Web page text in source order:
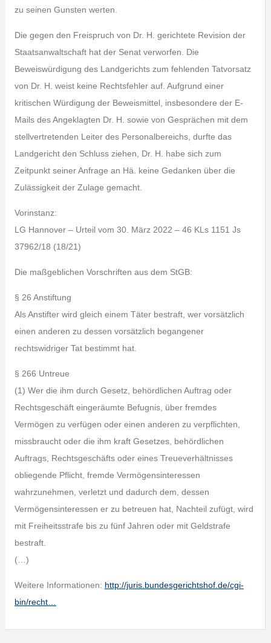
zu seinen Gunsten werten.
Die gegen den Freispruch von Dr. H. gerichtete Revision der
Staatsanwaltschaft hat der Senat verworfen. Die
Beweiswürdigung des Landgerichts zum fehlenden Tatvorsatz
von Dr. H. weist keine Rechtsfehler auf. Aufgrund einer
kritischen Würdigung der Beweismittel, insbesondere der E-
Mails des Angeklagten Dr. H. sowie von Gesprächen mit dem
stellvertretenden Leiter des Personalbereichs, durfte das
Landgericht den Schluss ziehen, Dr. H. habe sich zum
Zeitpunkt seiner Anfrage an Hä. keine Gedanken über die
Zulässigkeit der Zulage gemacht.
Vorinstanz:
LG Hannover – Urteil vom 30. März 2022 – 46 KLs 1151 Js
37962/18 (18/21)
Die maßgeblichen Vorschriften aus dem StGB:
§ 26 Anstiftung
Als Anstifter wird gleich einem Täter bestraft, wer vorsätzlich
einen anderen zu dessen vorsätzlich begangener
rechtswidriger Tat bestimmt hat.
§ 266 Untreue
(1) Wer die ihm durch Gesetz, behördlichen Auftrag oder
Rechtsgeschäft eingeräumte Befugnis, über fremdes
Vermögen zu verfügen oder einen anderen zu verpflichten,
missbraucht oder die ihm kraft Gesetzes, behördlichen
Auftrags, Rechtsgeschäfts oder eines Treueverhältnisses
obliegende Pflicht, fremde Vermögensinteressen
wahrzunehmen, verletzt und dadurch dem, dessen
Vermögensinteressen er zu betreuen hat, Nachteil zufügt, wird
mit Freiheitsstrafe bis zu fünf Jahren oder mit Geldstrafe
bestraft.
(…)
Weitere Informationen: http://juris.bundesgerichtshof.de/cgi-
bin/recht…